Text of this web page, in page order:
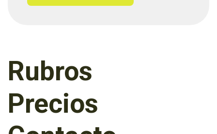
Rubros
Precios